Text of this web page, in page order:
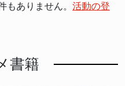
ありません。 活動の登
書籍